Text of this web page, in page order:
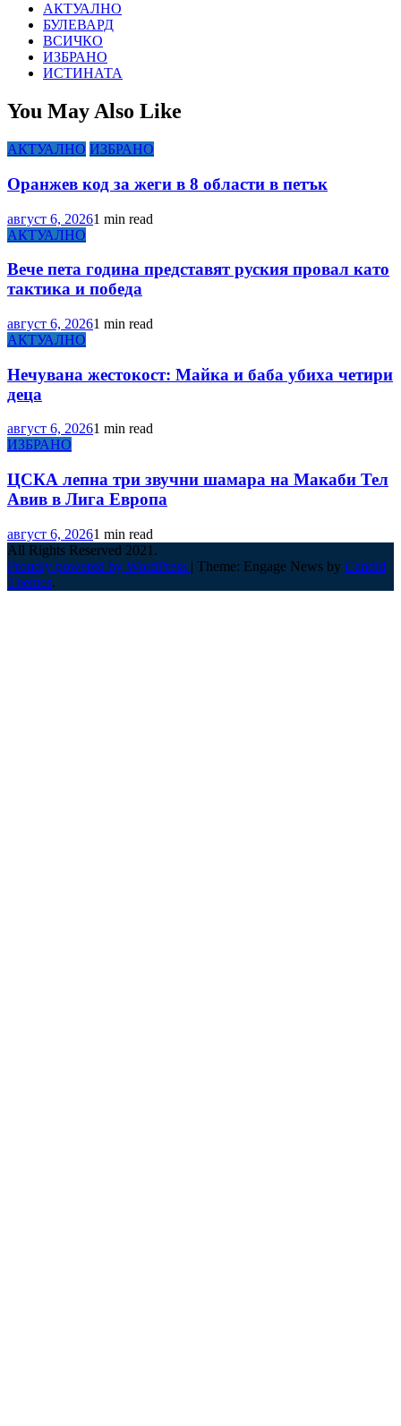
АКТУАЛНО
БУЛЕВАРД
ВСИЧКО
ИЗБРАНО
ИСТИНАТА
You May Also Like
АКТУАЛНО ИЗБРАНО
Оранжев код за жеги в 8 области в петък
август 6, 20261 min read
АКТУАЛНО
Вече пета година представят руския провал като
тактика и победа
август 6, 20261 min read
АКТУАЛНО
Нечувана жестокост: Майка и баба убиха четири
деца
август 6, 20261 min read
ИЗБРАНО
ЦСКА лепна три звучни шамара на Макаби Тел
Авив в Лига Европа
август 6, 20261 min read
All Rights Reserved 2021.
Proudly powered by WordPress | Theme: Engage News by Candid
Themes.